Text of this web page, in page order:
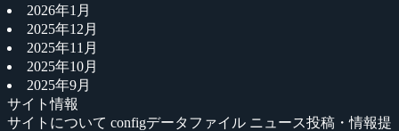
2026年1月
2025年12月
2025年11月
2025年10月
2025年9月
サイト情報
サイトについて configデータファイル ニュース投稿・情報提